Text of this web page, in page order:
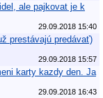
ale pajkovat je k
29.09.2018 15:40
prestávajú predávať)
29.09.2018 15:57
karty kazdy den. Ja
29.09.2018 16:43